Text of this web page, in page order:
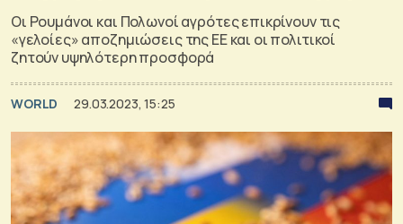
Οι Ρουμάνοι και Πολωνοί αγρότες επικρίνουν τις
«γελοίες» αποζημιώσεις της ΕΕ και οι πολιτικοί
ζητούν υψηλότερη προσφορά
WORLD 29.03.2023, 15:25